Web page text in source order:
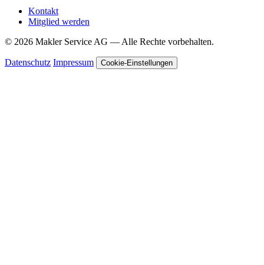
Kontakt
Mitglied werden
© 2026 Makler Service AG — Alle Rechte vorbehalten.
Datenschutz Impressum Cookie-Einstellungen